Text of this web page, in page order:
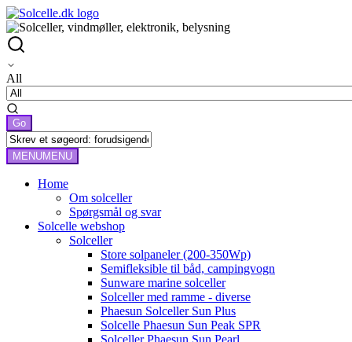
All
MENUMENU
Home
Om solceller
Spørgsmål og svar
Solcelle webshop
Solceller
Store solpaneler (200-350Wp)
Semifleksible til båd, campingvogn
Sunware marine solceller
Solceller med ramme - diverse
Phaesun Solceller Sun Plus
Solcelle Phaesun Sun Peak SPR